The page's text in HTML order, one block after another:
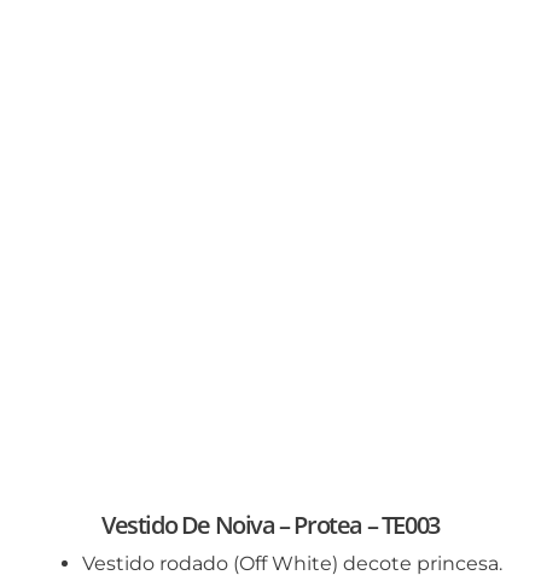
Vestido De Noiva – Protea – TE003
Vestido rodado (Off White) decote princesa.